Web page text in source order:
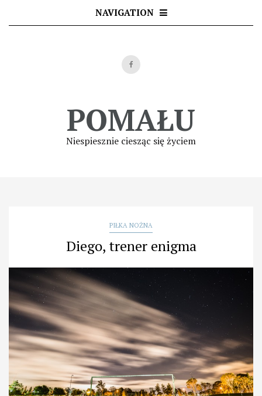
NAVIGATION
POMAŁU
Niespiesznie ciesząc się życiem
PIŁKA NOŻNA
Diego, trener enigma